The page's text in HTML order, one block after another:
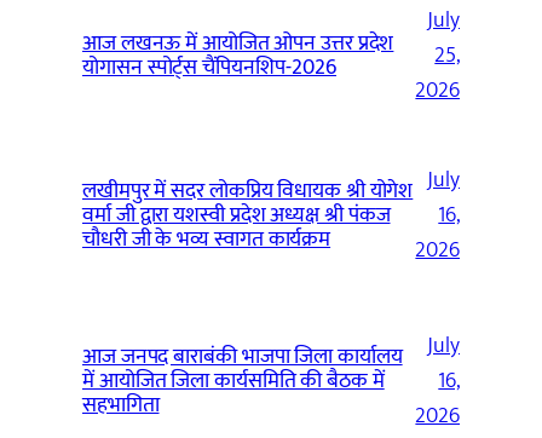
आज लखनऊ में आयोजित ओपन उत्तर प्रदेश
योगासन स्पोर्ट्स चैंपियनशिप-2026
July
25,
2026
लखीमपुर में सदर लोकप्रिय विधायक श्री योगेश
वर्मा जी द्वारा यशस्वी प्रदेश अध्यक्ष श्री पंकज
चौधरी जी के भव्य स्वागत कार्यक्रम
July
16,
2026
आज जनपद बाराबंकी भाजपा जिला कार्यालय
में आयोजित जिला कार्यसमिति की बैठक में
सहभागिता
July
16,
2026